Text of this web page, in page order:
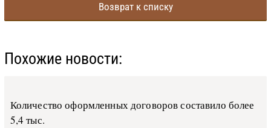
Возврат к списку
Похожие новости:
Количество оформленных договоров составило более
5,4 тыс.